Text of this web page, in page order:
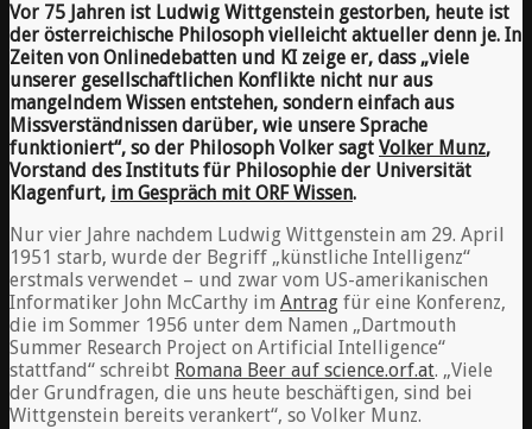
Vor 75 Jahren ist Ludwig Wittgenstein gestorben, heute ist
der österreichische Philosoph vielleicht aktueller denn je. In
Zeiten von Onlinedebatten und KI zeige er, dass „viele
unserer gesellschaftlichen Konflikte nicht nur aus
mangelndem Wissen entstehen, sondern einfach aus
Missverständnissen darüber, wie unsere Sprache
funktioniert“, so der Philosoph Volker sagt Volker Munz,
Vorstand des Instituts für Philosophie der Universität
Klagenfurt, im Gespräch mit ORF Wissen.
Nur vier Jahre nachdem Ludwig Wittgenstein am 29. April
1951 starb, wurde der Begriff „künstliche Intelligenz“
erstmals verwendet – und zwar vom US-amerikanischen
Informatiker John McCarthy im Antrag für eine Konferenz,
die im Sommer 1956 unter dem Namen „Dartmouth
Summer Research Project on Artificial Intelligence“
stattfand“ schreibt Romana Beer auf science.orf.at. „Viele
der Grundfragen, die uns heute beschäftigen, sind bei
Wittgenstein bereits verankert“, so Volker Munz.